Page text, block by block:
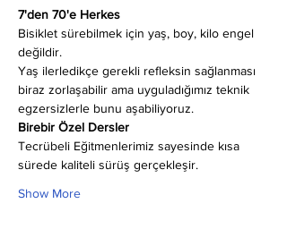
7'den 70'e Herkes
Bisiklet sürebilmek için yaş, boy, kilo engel
değildir.
Yaş ilerledikçe gerekli refleksin sağlanması
biraz zorlaşabilir ama uyguladığımız teknik
egzersizlerle bunu aşabiliyoruz.
Birebir Özel Dersler
Tecrübeli Eğitmenlerimiz sayesinde kısa
sürede kaliteli sürüş gerçekleşir.
Show More